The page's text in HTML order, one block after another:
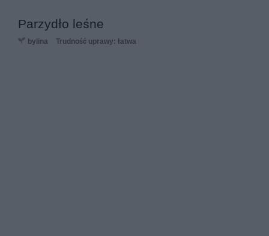
Parzydło leśne
bylina Trudność uprawy: łatwa